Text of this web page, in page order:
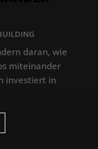
daran, wie
miteinander
investiert in